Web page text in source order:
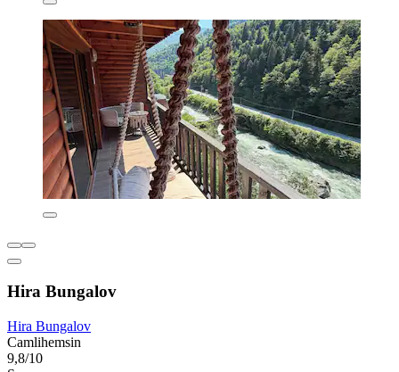
Hira Bungalov
Hira Bungalov
Camlihemsin
9,8/10